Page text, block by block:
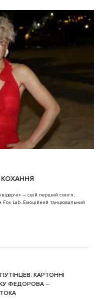
КОХАННЯ
— свій перший сингл,
Lab. Емоційний танцювальний
КАРТОННІ
ФЕДОРОВА –